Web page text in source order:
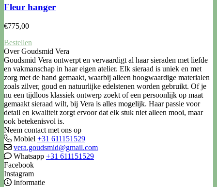
Fleur hanger
€775,00
Bestellen
Over Goudsmid Vera
Goudsmid Vera ontwerpt en vervaardigt al haar sieraden met liefde
en vakmanschap in haar eigen atelier. Elk sieraad is uniek en met
zorg met de hand gemaakt, waarbij alleen hoogwaardige materialen
zoals zilver, goud en natuurlijke edelstenen worden gebruikt. Of je
nu een tijdloos klassiek ontwerp zoekt of een persoonlijk op maat
gemaakt sieraad wilt, bij Vera is alles mogelijk. Haar passie voor
detail en kwaliteit zorgt ervoor dat elk stuk niet alleen mooi, maar
ook betekenisvol is.
Neem contact met ons op
Mobiel +31 611151529
vera.goudsmid@gmail.com
Whatsapp +31 611151529
Facebook
Instagram
Informatie